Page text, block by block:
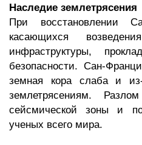
Наследие землетрясения
При восстановлении
касающихся
инфраструктуры,
безопасности. Сан-
земная кора слаба и
землетрясениям.
сейсмической зоны и
ученых всего мира.